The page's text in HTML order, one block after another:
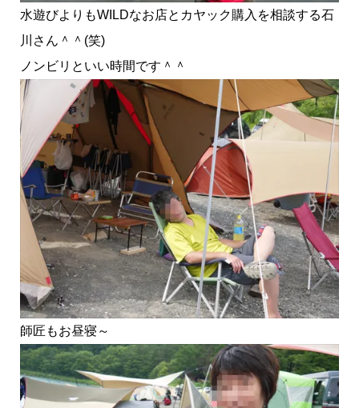
水遊びよりもWILDなお店とカヤック購入を相談する石
川さん＾＾(笑)
ノンビリといい時間です＾＾
師匠もお昼寝～